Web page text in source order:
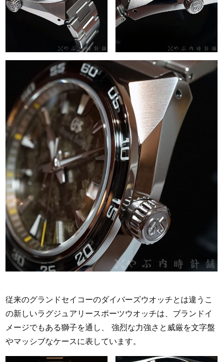
従来のグランドセイコーのダイバーズウオッチとは違うこ
の新しいラグジュアリースポーツウオッチは、ブランドイ
メージでもある獅子を通し、 強烈な力強さと威厳を文字盤
やマッシブなケースに表しています。